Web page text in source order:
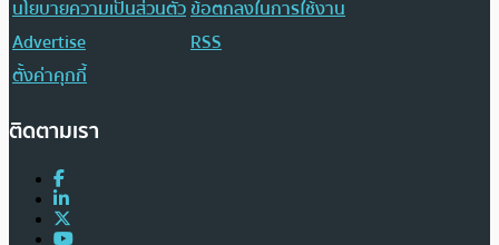
นโยบายความเป็นส่วนตัวข้อตกลงในการใช้งาน
Advertise
RSS
ตั้งค่าคุกกี้
ติดตามเรา